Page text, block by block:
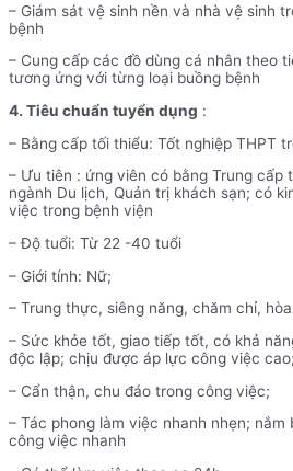
– Giám sát vệ sinh nền và nhà vệ sinh
bệnh
– Cung cấp các đồ dùng cá nhân theo
tương ứng với từng loại buồng bệnh
4. Tiêu chuẩn tuyển dụng :
– Bằng cấp tối thiểu: Tốt nghiệp THPT
– Ưu tiên : ứng viên có bằng Trung cấp
ngành Du lịch, Quản trị khách sạn; có
việc trong bệnh viện
– Độ tuổi: Từ 22 -40 tuổi
– Giới tính: Nữ;
– Trung thực, siêng năng, chăm chỉ,
– Sức khỏe tốt, giao tiếp tốt, có khả
độc lập; chịu được áp lực công việc cao;
– Cẩn thận, chu đáo trong công việc;
– Tác phong làm việc nhanh nhẹn; nắm
công việc nhanh